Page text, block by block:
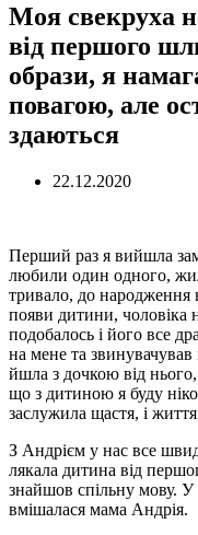
Моя свекруха
від першого
образи, я
повагою, але
здаються
22.12.2020
Перший раз я вийшла
любили один одного,
тривало, до
появи дитини, чоловіка
подобалось і його все
на мене та звинувачував
йшла з дочкою від нього,
що з дитиною я буду
заслужила щастя, і
З Андрієм у нас все
лякала дитина від
знайшов спільну мову.
вмішалася мама Андрія.